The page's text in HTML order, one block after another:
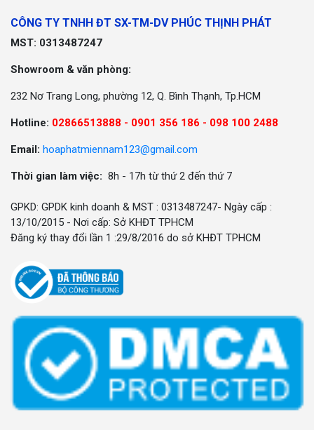
CÔNG TY TNHH ĐT SX-TM-DV PHÚC THỊNH PHÁT
MST: 0313487247
Showroom & văn phòng:
232 Nơ Trang Long, phường 12, Q. Bình Thạnh, Tp.HCM
Hotline: 02866513888 - 0901 356 186 - 098 100 2488
Email: hoaphatmiennam123@gmail.com
Thời gian làm việc: 8h - 17h từ thứ 2 đến thứ 7
GPKD: GPDK kinh doanh & MST : 0313487247- Ngày cấp :
13/10/2015 - Nơi cấp: Sở KHĐT TPHCM
Đăng ký thay đổi lần 1 :29/8/2016 do sở KHĐT TPHCM